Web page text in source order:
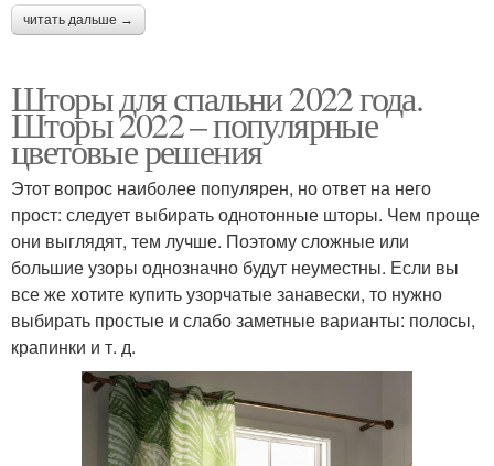
читать дальше →
Шторы для спальни 2022 года.
Шторы 2022 – популярные
цветовые решения
Этот вопрос наиболее популярен, но ответ на него
прост: следует выбирать однотонные шторы. Чем проще
они выглядят, тем лучше. Поэтому сложные или
большие узоры однозначно будут неуместны. Если вы
все же хотите купить узорчатые занавески, то нужно
выбирать простые и слабо заметные варианты: полосы,
крапинки и т. д.